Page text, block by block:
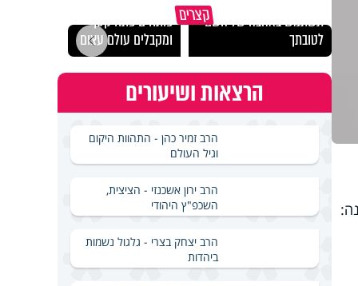
קצריםתשתמש באהבה של השם
לטובתך
פותחים פתח קטן -
ומקבלים עולם עצום
הרצאות ושיעורים
הרב זמיר כהן - התהוות היקום
וגיל העולם
הרב ירון אשכנזי - הציצית,
השכפ"ץ היהודי
הרב יצחק בצרי - גלגול נשמות
ביהדות